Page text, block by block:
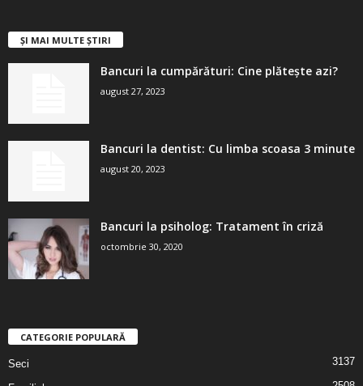
ȘI MAI MULTE ȘTIRI
Bancuri la cumpărături: Cine plătește azi?
august 27, 2023
Bancuri la dentist: Cu limba scoasa 3 minute
august 20, 2023
Bancuri la psiholog: Tratament în criză
octombrie 30, 2020
CATEGORIE POPULARĂ
Seci 3137